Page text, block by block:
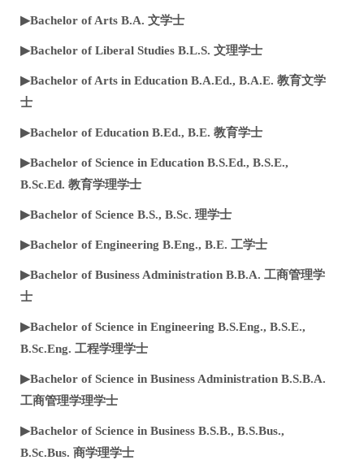
▶Bachelor of Arts B.A. 文学士
▶Bachelor of Liberal Studies B.L.S. 文理学士
▶Bachelor of Arts in Education B.A.Ed., B.A.E. 教育文学
士
▶Bachelor of Education B.Ed., B.E. 教育学士
▶Bachelor of Science in Education B.S.Ed., B.S.E.,
B.Sc.Ed. 教育学理学士
▶Bachelor of Science B.S., B.Sc. 理学士
▶Bachelor of Engineering B.Eng., B.E. 工学士
▶Bachelor of Business Administration B.B.A. 工商管理学
士
▶Bachelor of Science in Engineering B.S.Eng., B.S.E.,
B.Sc.Eng. 工程学理学士
▶Bachelor of Science in Business Administration B.S.B.A.
工商管理学理学士
▶Bachelor of Science in Business B.S.B., B.S.Bus.,
B.Sc.Bus. 商学理学士